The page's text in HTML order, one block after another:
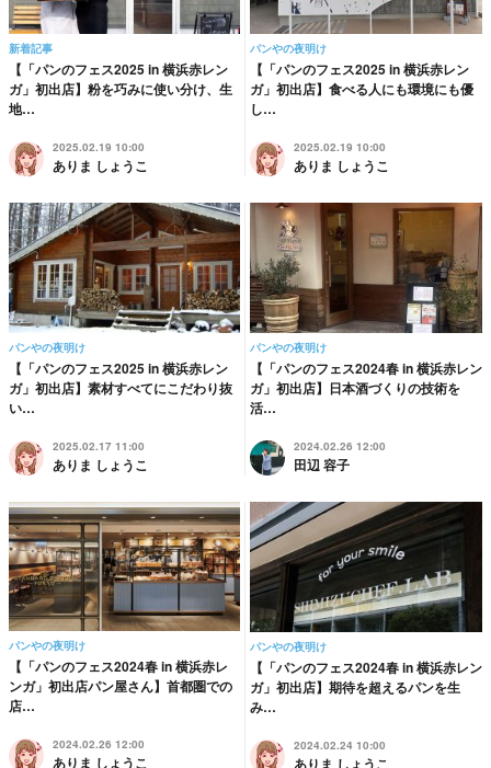
新着記事
【「パンのフェス2025 in 横浜赤レン
ガ」初出店】粉を巧みに使い分け、生
地…
2025.02.19 10:00
ありま しょうこ
パンやの夜明け
【「パンのフェス2025 in 横浜赤レン
ガ」初出店】食べる人にも環境にも優
し…
2025.02.19 10:00
ありま しょうこ
パンやの夜明け
【「パンのフェス2025 in 横浜赤レン
ガ」初出店】素材すべてにこだわり抜
い…
2025.02.17 11:00
ありま しょうこ
パンやの夜明け
【「パンのフェス2024春 in 横浜赤レン
ガ」初出店】日本酒づくりの技術を
活…
2024.02.26 12:00
田辺 容子
パンやの夜明け
【「パンのフェス2024春 in 横浜赤レ
ンガ」初出店パン屋さん】首都圏での
店…
2024.02.26 12:00
ありま しょうこ
パンやの夜明け
【「パンのフェス2024春 in 横浜赤レン
ガ」初出店】期待を超えるパンを生
み…
2024.02.24 10:00
ありま しょうこ